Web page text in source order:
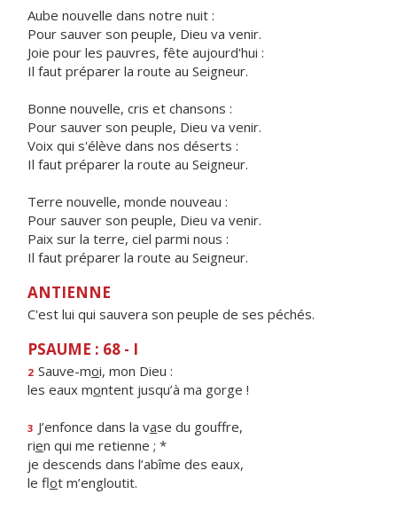
Aube nouvelle dans notre nuit :
Pour sauver son peuple, Dieu va venir.
Joie pour les pauvres, fête aujourd'hui :
Il faut préparer la route au Seigneur.
Bonne nouvelle, cris et chansons :
Pour sauver son peuple, Dieu va venir.
Voix qui s'élève dans nos déserts :
Il faut préparer la route au Seigneur.
Terre nouvelle, monde nouveau :
Pour sauver son peuple, Dieu va venir.
Paix sur la terre, ciel parmi nous :
Il faut préparer la route au Seigneur.
ANTIENNE
C'est lui qui sauvera son peuple de ses péchés.
PSAUME : 68 - I
2 Sauve-moi, mon Dieu :
les eaux montent jusqu’à ma gorge !
3 J’enfonce dans la vase du gouffre,
rien qui me retienne ; *
je descends dans l’abîme des eaux,
le flot m’engloutit.